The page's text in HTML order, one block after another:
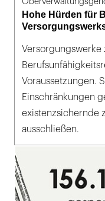
Hohe Hürden für
Versorgungswerke
Voraussetzungen.
Einschränkungen
existenzsichernde
ausschließen.